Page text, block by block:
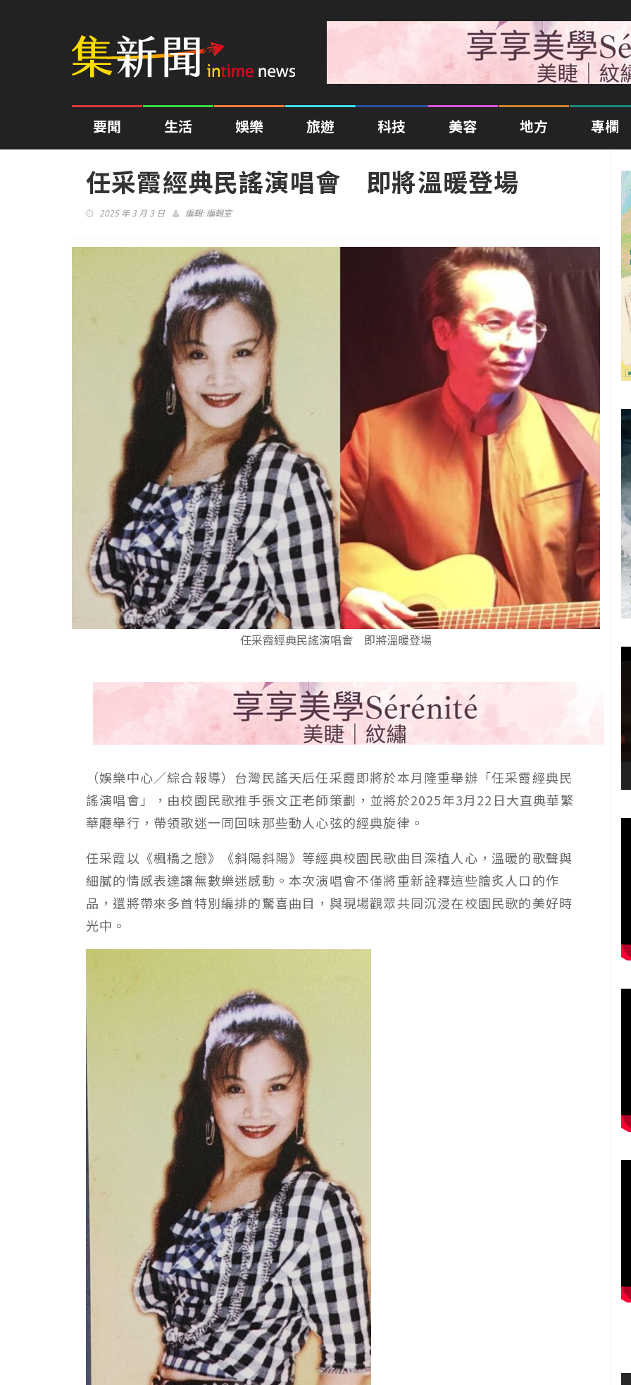
要聞 生活 娛樂 旅遊 科技 美容 地方 專欄
任采霞經典民謠演唱會 即將溫暖登場
2025 年 3 月 3 日 編輯:編輯室
任采霞經典民謠演唱會 即將溫暖登場
（娛樂中心／綜合報導）台灣民謠天后任采霞即將於本月隆重舉辦「任采霞經典民
謠演唱會」，由校園民歌推手張文正老師策劃，並將於2025年3月22 日大直典華繁
華廳舉行，帶領歌迷一同回味那些動人心弦的經典旋律。
任采霞以《楓橋之戀》《斜陽斜陽》等經典校園民歌曲目深植人心，溫暖的歌聲與
細膩的情感表達讓無數樂迷感動。本次演唱會不僅將重新詮釋這些膾炙人口的作
品，還將帶來多首特別編排的驚喜曲目，與現場觀眾共同沉浸在校園民歌的美好時
光中。